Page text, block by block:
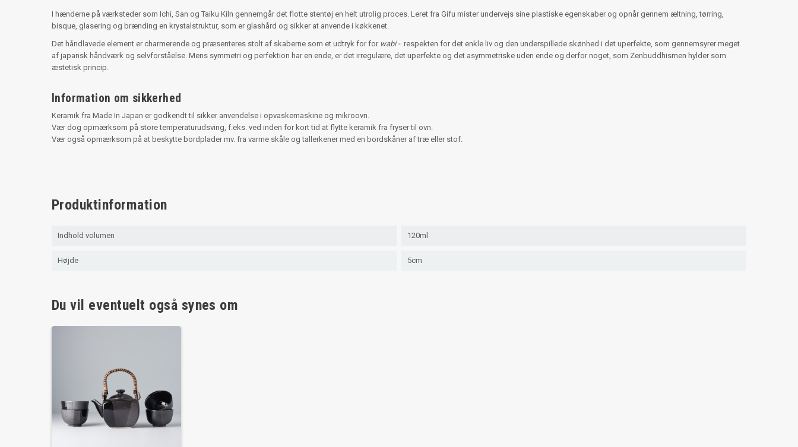
I hænderne på værksteder som Ichi, San og Taiku Kiln gennemgår det flotte stentøj en helt utrolig proces. Leret fra Gifu mister undervejs sine plastiske egenskaber og opnår gennem æltning, tørring,
bisque, glasering og brænding en krystalstruktur, som er glashård og sikker at anvende i køkkenet.
Det håndlavede element er charmerende og præsenteres stolt af skaberne som et udtryk for for wabi - respekten for det enkle liv og den underspillede skønhed i det uperfekte, som gennemsyrer meget
af japansk håndværk og selvforståelse. Mens symmetri og perfektion har en ende, er det irregulære, det uperfekte og det asymmetriske uden ende og derfor noget, som Zenbuddhismen hylder som
æstetisk princip.
Information om sikkerhed
Keramik fra Made In Japan er godkendt til sikker anvendelse i opvaskemaskine og mikroovn.
Vær dog opmærksom på store temperaturudsving, f.eks. ved inden for kort tid at flytte keramik fra fryser til ovn.
Vær også opmærksom på at beskytte bordplader mv. fra varme skåle og tallerkener med en bordskåner af træ eller stof.
Produktinformation
Indhold volumen 120ml
Højde 5cm
Du vil eventuelt også synes om